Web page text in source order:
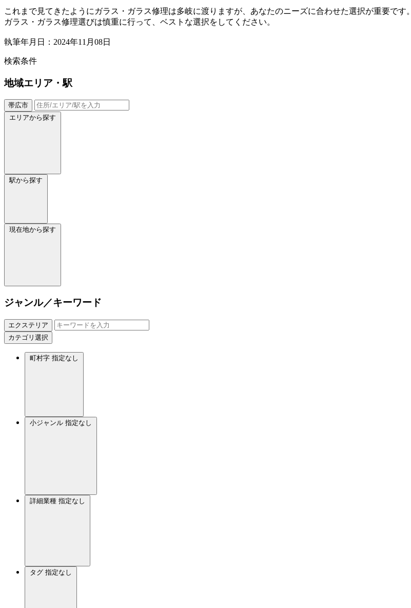
これまで見てきたようにガラス・ガラス修理は多岐に渡りますが、あなたのニーズに合わせた選択が重要です。
ガラス・ガラス修理選びは慎重に行って、ベストな選択をしてください。
執筆年月日：2024年11月08日
検索条件
地域エリア・駅
帯広市
エリアから探す
駅から探す
現在地から探す
ジャンル／キーワード
エクステリア
カテゴリ選択
町村字 指定なし
小ジャンル 指定なし
詳細業種 指定なし
タグ 指定なし